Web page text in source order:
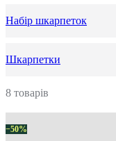
Набір шкарпеток
Шкарпетки
8 товарів
−50%